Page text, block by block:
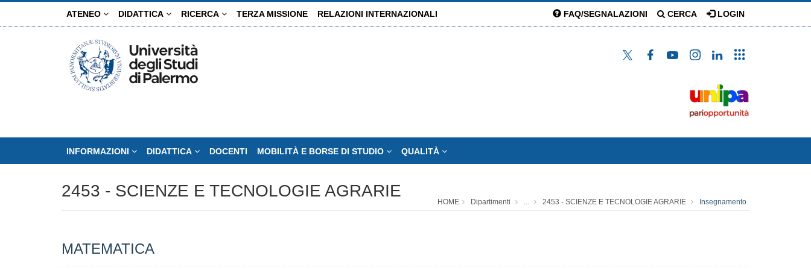
ATENEO DIDATTICA RICERCA TERZA MISSIONE RELAZIONI INTERNAZIONALI FAQ/SEGNALAZIONI CERCA LOGIN
INFORMAZIONI DIDATTICA DOCENTI MOBILITÀ E BORSE DI STUDIO QUALITÀ
2453 - SCIENZE E TECNOLOGIE AGRARIE
HOME Dipartimenti ... 2453 - SCIENZE E TECNOLOGIE AGRARIE Insegnamento
MATEMATICA